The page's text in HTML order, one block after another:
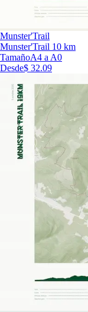
Munster'Trail
Munster'Trail 10 km
TamañoA4 a A0
Desde$ 32.09